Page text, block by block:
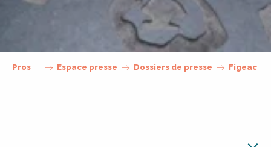
Pros Espace presse Dossiers de presse Figeac